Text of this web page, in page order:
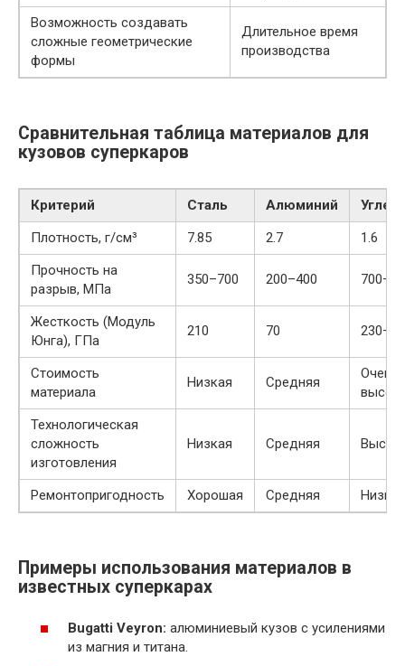
Возможность создавать
сложные геометрические
формы
Длительное время
производства
Сравнительная таблица материалов для
кузовов суперкаров
Критерий Сталь Алюминий
Плотность, г/см³
7.85 2.7
1.6
Прочность на
разрыв, МПа
350–700 200–400
Жесткость (Модуль
Юнга), ГПа
210 70
Стоимость
материала
Низкая Средняя
Очень
Технологическая
сложность
изготовления
Низкая Средняя
Ремонтопригодность Хорошая Средняя Низкая
Примеры использования материалов в
известных суперкарах
Bugatti Veyron: алюминиевый кузов с усилениями
из магния и титана.